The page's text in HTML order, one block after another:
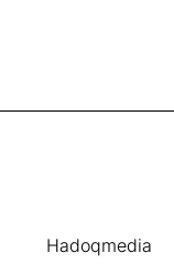
Hadoqmedia